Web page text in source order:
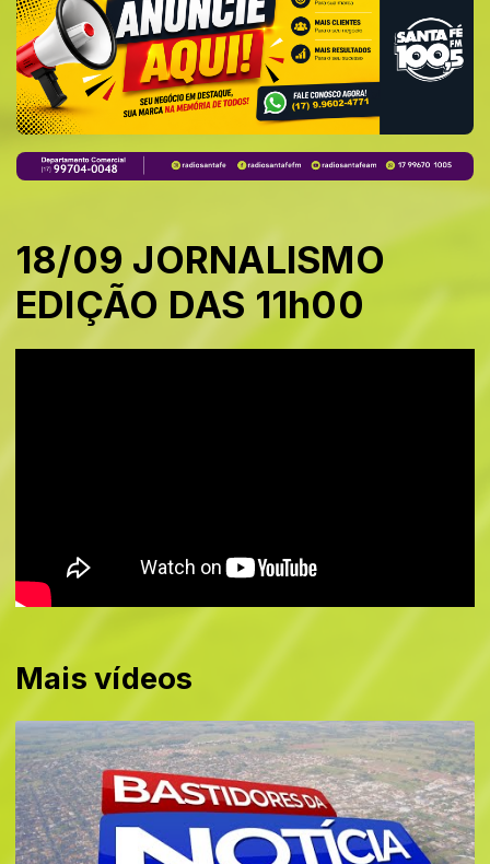
18/09 JORNALISMO
EDIÇÃO DAS 11h00
Mais vídeos